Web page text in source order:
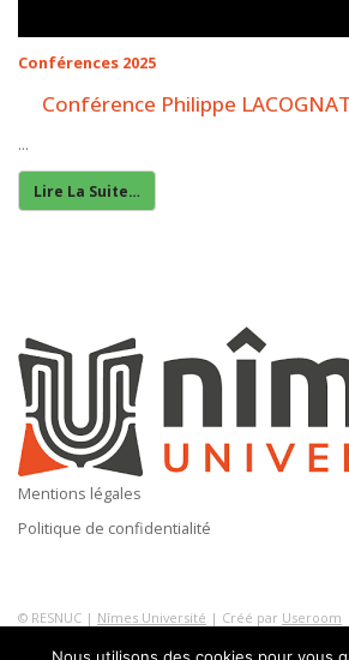
Conférences 2025
Conférence Philippe
...
Lire La Suite…
Mentions légales
Politique de confidentialité
© RESNUC | Nîmes Université | Créé par Useroom
Nous utilisons des cookies pour vous